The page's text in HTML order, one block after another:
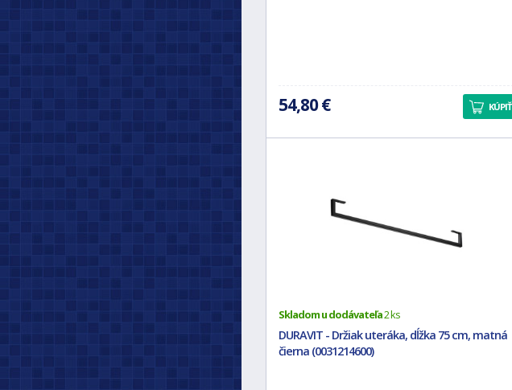
54,80 € KÚPIŤ
Skladom u dodávateľa2 ks
DURAVIT - Držiak uteráka, dĺžka 75 cm, matná
čierna (0031214600)